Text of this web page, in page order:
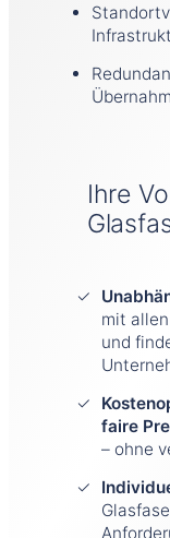
Ihre
mit
und
faire
– ohne